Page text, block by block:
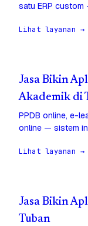
satu ERP
Lihat layanan →
Jasa Bikin
Akademik di
PPDB online, e-
online — sistem
Lihat layanan →
Jasa Bikin
Tuban